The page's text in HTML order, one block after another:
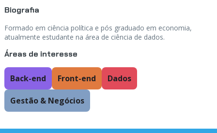
Biografia
Formado em ciência política e pós graduado em economia,
atualmente estudante na área de ciência de dados.
Áreas de interesse
Back-end Front-end Dados
Gestão & Negócios